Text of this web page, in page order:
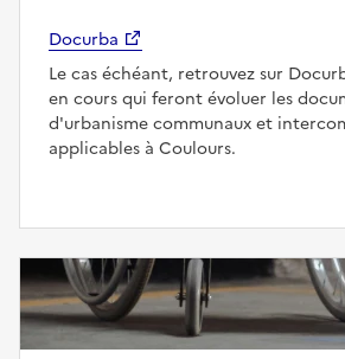
Docurba
Le cas échéant, retrouvez sur
en cours qui feront évoluer les
d'urbanisme communaux et
applicables à Coulours.